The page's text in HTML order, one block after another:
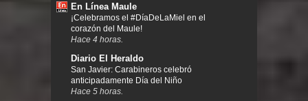
En Línea Maule
¡Celebramos el #DíaDeLaMiel en el
corazón del Maule!
Hace 4 horas.
Diario El Heraldo
San Javier: Carabineros celebró
anticipadamente Día del Niño
Hace 5 horas.